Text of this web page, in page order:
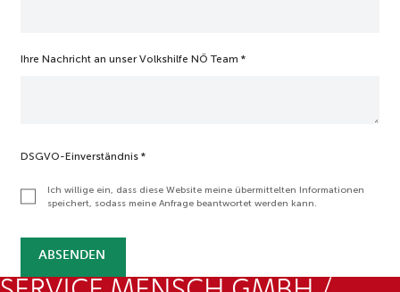
Ihre Nachricht an unser Volkshilfe NÖ Team *
DSGVO-Einverständnis *
Ich willige ein, dass diese Website meine übermittelten Informationen
speichert, sodass meine Anfrage beantwortet werden kann.
ABSENDEN